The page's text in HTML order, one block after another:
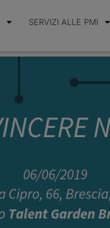
SERVIZI ALLE PMI